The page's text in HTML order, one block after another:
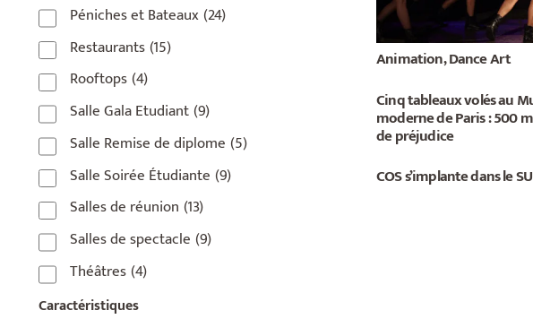
Animation, Dance Art
Cinq tableaux volés au
moderne de Paris : 500
de préjudice
COS s’implante dans le
Péniches et Bateaux(24)
Restaurants(15)
Rooftops(4)
Salle Gala Etudiant(9)
Salle Remise de diplome (5)
Salle Soirée Étudiante (9)
Salles de réunion (13)
Salles de spectacle (9)
Théâtres(4)
Caractéristiques